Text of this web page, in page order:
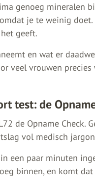
genoeg mineralen
je te weinig doet.
geeft.
en wat er
veel vrouwen
test: de
de Opname Check.
vol medisch
een paar minuten
binnen, en komt